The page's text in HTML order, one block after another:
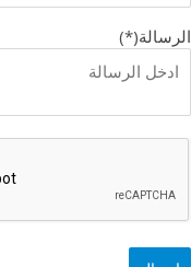
الرسالة(*)